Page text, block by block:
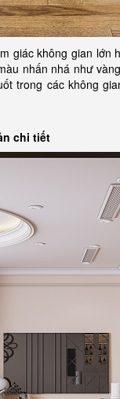
giác không gian lớn
nhấn nhá như
trong các không
chi tiết